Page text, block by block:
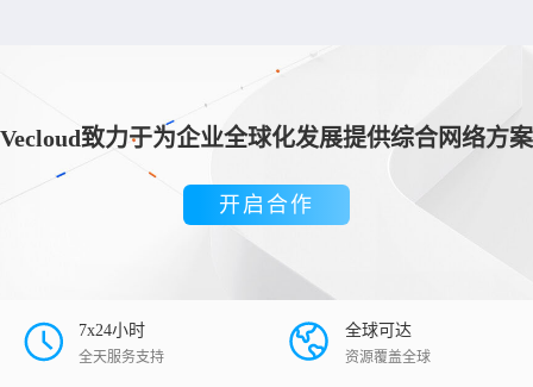
Vecloud致力于为企业全球化发展提供综合网络方案
开启合作
7x24小时
全天服务支持
全球可达
资源覆盖全球